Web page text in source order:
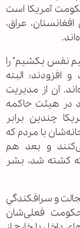
آمریکا است
عراق،
نفس بکشیم" را
البته
آن از مدیریت
در هیئت حاکمه
چندین برابر
با مردم که
و بعد هم
کشته شد، بشر
و سرافکندگیِ
فعلی‌شان